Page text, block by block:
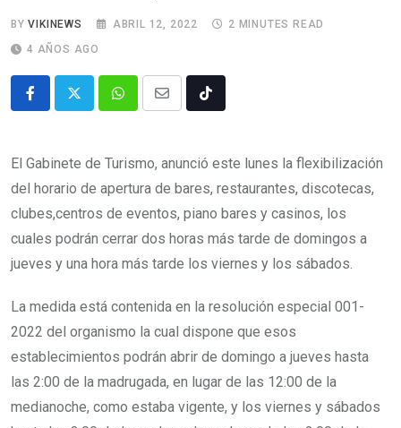
BYVIKINEWS ABRIL 12, 2022
2 MINUTES READ
4 AÑOS AGO
El Gabinete de Turismo, anunció este lunes la flexibilización
del horario de apertura de bares, restaurantes, discotecas,
clubes,centros de eventos, piano bares y casinos, los
cuales podrán cerrar dos horas más tarde de domingos a
jueves y una hora más tarde los viernes y los sábados.
La medida está contenida en la resolución especial 001-
2022 del organismo la cual dispone que esos
establecimientos podrán abrir de domingo a jueves hasta
las 2:00 de la madrugada, en lugar de las 12:00 de la
medianoche, como estaba vigente, y los viernes y sábados